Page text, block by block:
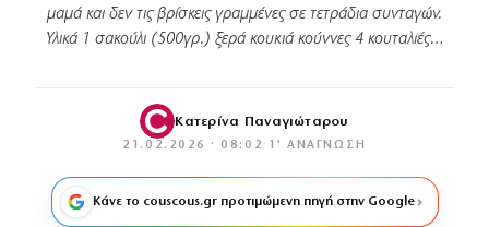
μαμά και δεν τις βρίσκεις γραμμένες σε τετράδια συνταγών.
Υλικά 1 σακούλι (500γρ.) ξερά κουκιά κούννες 4 κουταλιές…
Κατερίνα Παναγιώταρου
21.02.2026 · 08:02 · 1′ ΑΝΆΓΝΩΣΗ
Κάνε το couscous.gr προτιμώμενη πηγή στην Google